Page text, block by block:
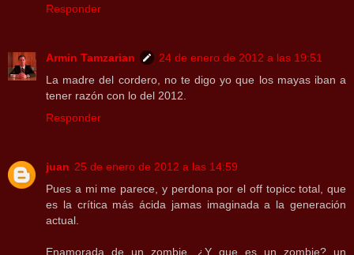
Responder
Armin Tamzarian
24 de enero de 2012 a las 19:51
La madre del cordero, no te digo yo que los mayas iban a
tener razón con lo del 2012.
Responder
juan 25 de enero de 2012 a las 14:59
Pues a mi me parece, y perdona por el off topicc total, que
es la crítica más ácida jamas imaginada a la generación
actual.
Enamorada de un zombie, ¿Y que es un zombie? un